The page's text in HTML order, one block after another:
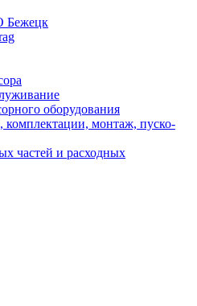
Бежецк
оборудования
комплектации, монтаж, пуско-
частей и расходных